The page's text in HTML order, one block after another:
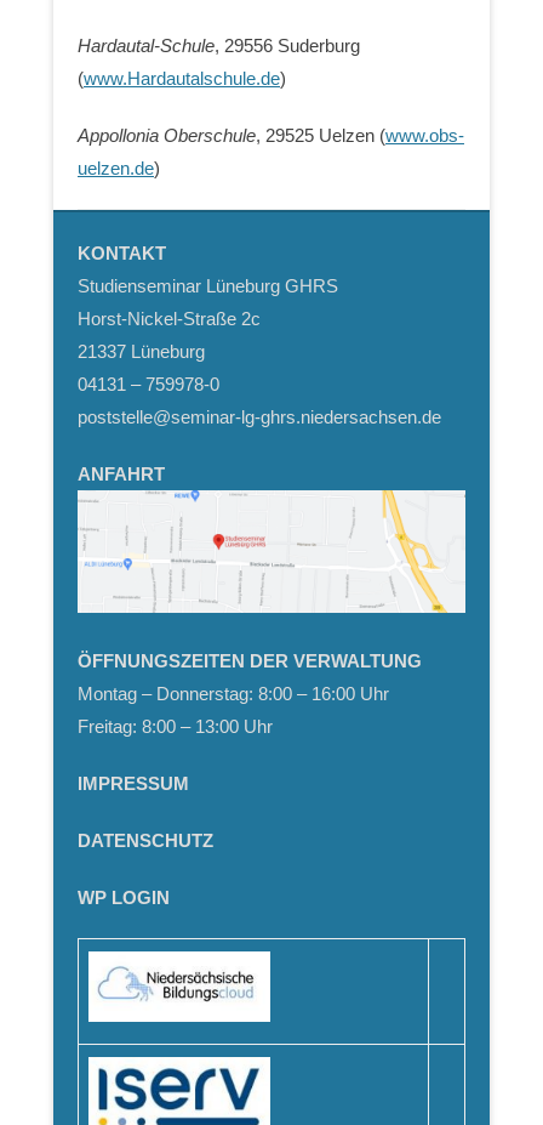
Hardautal-Schule, 29556 Suderburg
(www.Hardautalschule.de)
Appollonia Oberschule, 29525 Uelzen (www.obs-
uelzen.de)
KONTAKT
Studienseminar Lüneburg GHRS
Horst-Nickel-Straße 2c
21337 Lüneburg
04131 – 759978-0
poststelle@seminar-lg-ghrs.niedersachsen.de
ANFAHRT
ÖFFNUNGSZEITEN DER VERWALTUNG
Montag – Donnerstag: 8:00 – 16:00 Uhr
Freitag: 8:00 – 13:00 Uhr
IMPRESSUM
DATENSCHUTZ
WP LOGIN